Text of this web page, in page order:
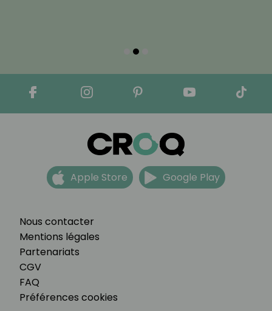
Nous contacter
Mentions légales
Partenariats
CGV
FAQ
Préférences cookies
Apple Store Google Play